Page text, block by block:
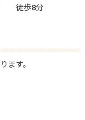
徒歩8分
ます。